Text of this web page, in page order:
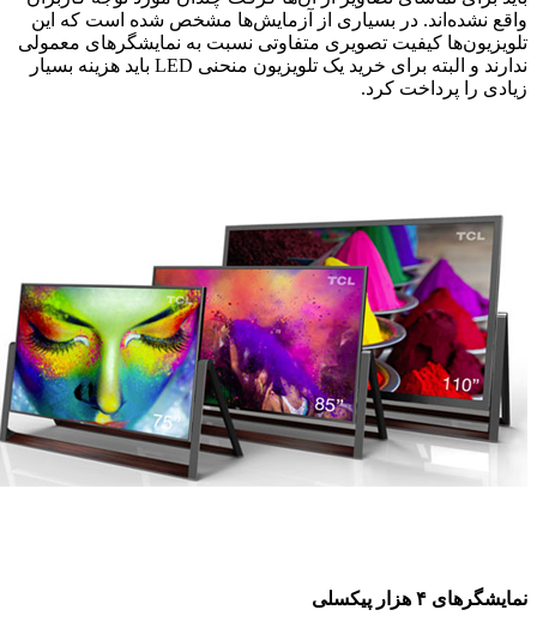
واقع نشده‌اند. در بسیاری از آزمایش‌ها مشخص شده است که این
تلویزیون‌ها کیفیت تصویری متفاوتی نسبت به نمایشگرهای معمولی
ندارند و البته برای خرید یک تلویزیون منحنی LED باید هزینه بسیار
زیادی را پرداخت کرد.
نمایشگرهای ۴ هزار پیکسلی